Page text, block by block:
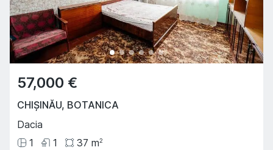
57,000 €
CHIȘINĂU, BOTANICA
Dacia
1
1 37 m2